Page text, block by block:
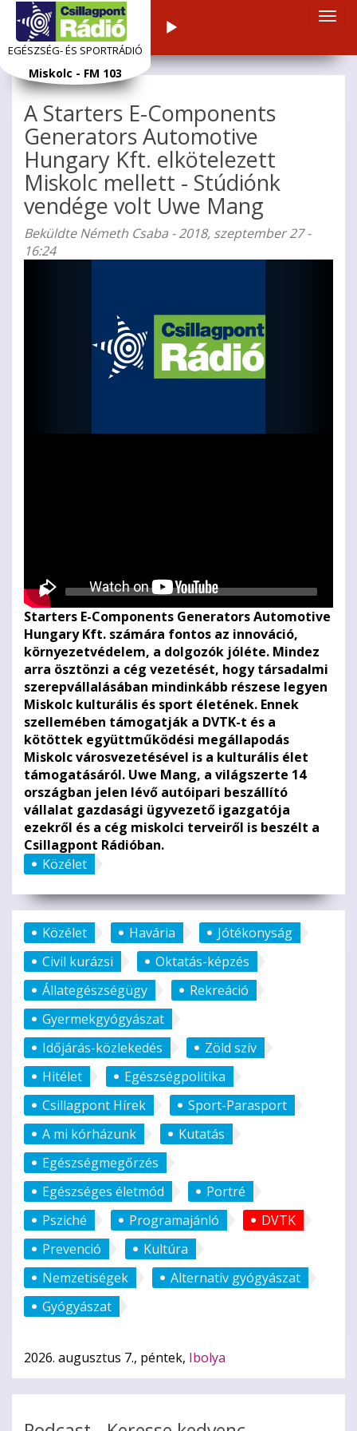
Ugrás
a
tartalomra
EGÉSZSÉG- ÉS SPORTRÁDIÓ
Miskolc - FM 103
Audiolejátszó
A Starters E-Components
Generators Automotive
Hungary Kft. elkötelezett
Miskolc mellett - Stúdiónk
vendége volt Uwe Mang
BeküldteNémeth Csaba - 2018, szeptember 27 -
16:24
Starters E-Components Generators Automotive
Hungary Kft. számára fontos az innováció,
környezetvédelem, a dolgozók jóléte. Mindez
arra ösztönzi a cég vezetését, hogy társadalmi
szerepvállalásában mindinkább részese legyen
Miskolc kulturális és sport életének. Ennek
szellemében támogatják a DVTK-t és a
kötöttek együttműködési megállapodás
Miskolc városvezetésével is a kulturális élet
támogatásáról. Uwe Mang, a világszerte 14
országban jelen lévő autóipari beszállító
vállalat gazdasági ügyvezető igazgatója
ezekről és a cég miskolci terveiről is beszélt a
Csillagpont Rádióban.
Közélet
Közélet Havária
Jótékonyság
Civil kurázsi
Oktatás-képzés
Állategészségügy
Rekreáció
Gyermekgyógyászat
Időjárás-közlekedés
Zöld szív
Hitélet
Egészségpolitika
Csillagpont Hírek
Sport-Parasport
A mi kórházunk
Kutatás
Egészségmegőrzés
Egészséges életmód
Portré
Psziché
Programajánló
DVTK
Prevenció
Kultúra
Nemzetiségek
Alternatív gyógyászat
Gyógyászat
2026. augusztus 7., péntek, Ibolya